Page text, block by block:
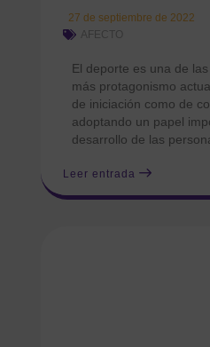
27 de septiembre de 2022
AFECTO
El deporte es una de
más protagonismo
de iniciación como de
adoptando un papel
desarrollo de las
Leer entrada